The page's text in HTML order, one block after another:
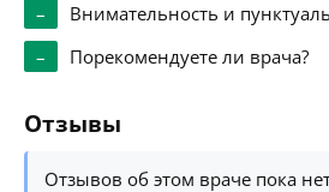
–
Внимательность и
–
Порекомендуете ли врача?
Отзывы
Отзывов об этом враче пока